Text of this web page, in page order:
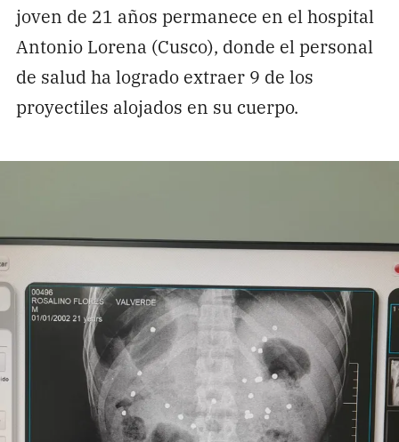
joven de 21 años permanece en el hospital
Antonio Lorena (Cusco), donde el personal
de salud ha logrado extraer 9 de los
proyectiles alojados en su cuerpo.